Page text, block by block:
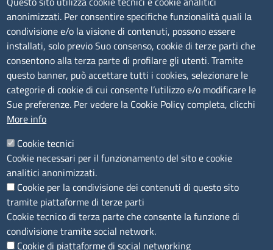
TRASPARENZA
Albo Online
Amministrazione trasparente
Bandi e concorsi
Segnalazioni Whistleblowing
Accessibilità
IBAN e pagamenti informatici
Informative privacy e cookie
Verifiche PA
Attuazione misure PNRR
Modulistica
SEGUICI SU
anonimizzati. Per consentire specifiche funzionalità quali la
condivisione e/o la visione di contenuti, possono essere
installati, solo previo Suo consenso, cookie di terze parti che
consentono alla terza parte di profilare gli utenti. Tramite
questo banner, può accettare tutti i cookies, selezionare le
categorie di cookie di cui consente l’utilizzo e/o modificare le
Sue preferenze. Per vedere la Cookie Policy completa, clicchi
More info
Cookie tecnici
Cookie necessari per il funzionamento del sito e cookie
analitici anonimizzati.
Cookie per la condivisione dei contenuti di questo sito
tramite piattaforme di terze parti
Cookie tecnico di terza parte che consente la funzione di
condivisione tramite social network.
Cookie di piattaforme di social networking